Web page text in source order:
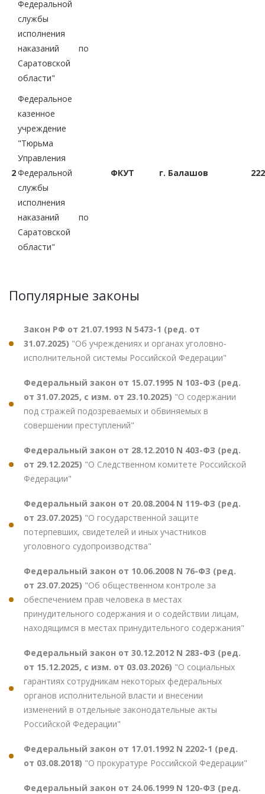
Федеральной
службы
исполнения
наказаний по
Саратовской
области"
2
Федеральное
казенное
учреждение
"Тюрьма
Управления
Федеральной
службы
исполнения
наказаний по
Саратовской
области"
ФКУТ г. Балашов 222
Популярные законы
Закон РФ от 21.07.1993 N 5473-1 (ред. от
31.07.2025) "Об учреждениях и органах уголовно-
исполнительной системы Российской Федерации"
Федеральный закон от 15.07.1995 N 103-ФЗ (ред.
от 31.07.2025, с изм. от 23.10.2025) "О содержании
под стражей подозреваемых и обвиняемых в
совершении преступлений"
Федеральный закон от 28.12.2010 N 403-ФЗ (ред.
от 29.12.2025) "О Следственном комитете Российской
Федерации"
Федеральный закон от 20.08.2004 N 119-ФЗ (ред.
от 23.07.2025) "О государственной защите
потерпевших, свидетелей и иных участников
уголовного судопроизводства"
Федеральный закон от 10.06.2008 N 76-ФЗ (ред.
от 23.07.2025) "Об общественном контроле за
обеспечением прав человека в местах
принудительного содержания и о содействии лицам,
находящимся в местах принудительного содержания"
Федеральный закон от 30.12.2012 N 283-ФЗ (ред.
от 15.12.2025, с изм. от 03.03.2026) "О социальных
гарантиях сотрудникам некоторых федеральных
органов исполнительной власти и внесении
изменений в отдельные законодательные акты
Российской Федерации"
Федеральный закон от 17.01.1992 N 2202-1 (ред.
от 03.08.2018) "О прокуратуре Российской Федерации"
Федеральный закон от 24.06.1999 N 120-ФЗ (ред.